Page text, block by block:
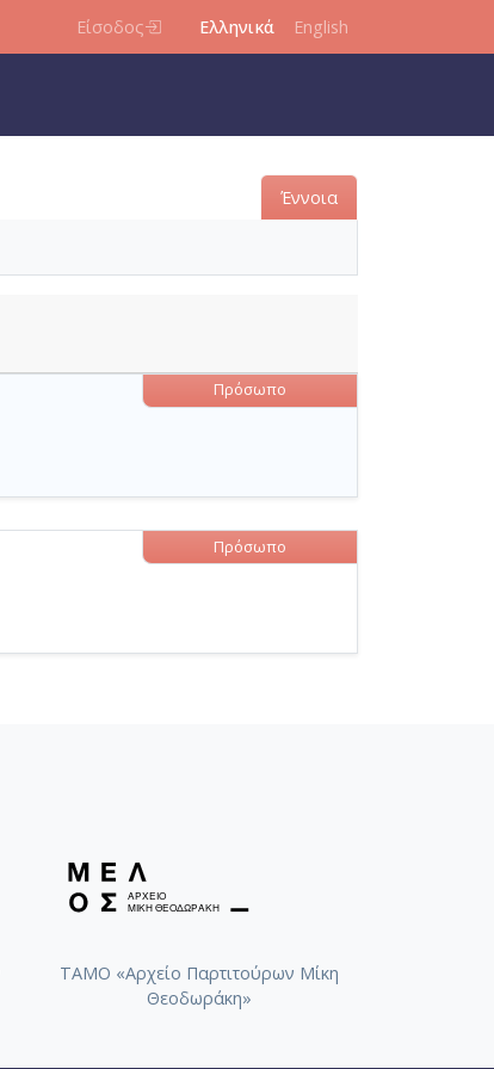
Είσοδος Ελληνικά English
Έννοια
Πρόσωπο
Πρόσωπο
ΤΑΜΟ «Αρχείο Παρτιτούρων Μίκη
Θεοδωράκη»